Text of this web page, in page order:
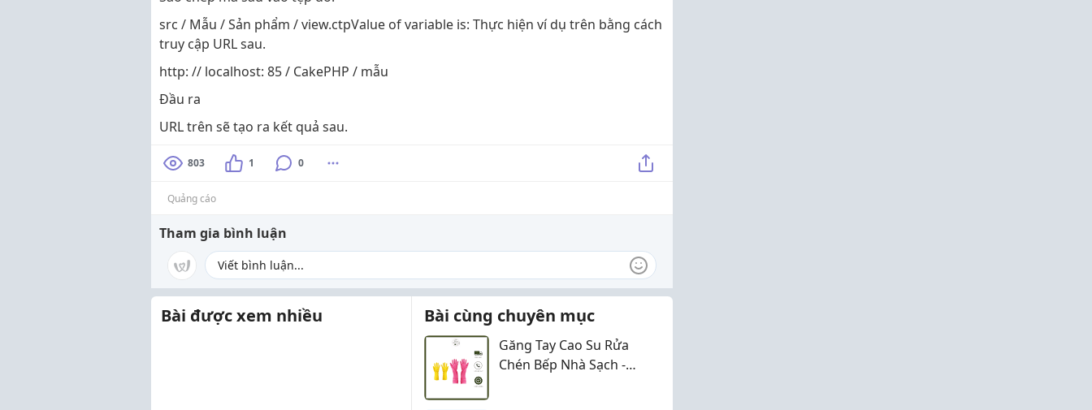
src / Mẫu / Sản phẩm / view.ctpValue of variable is: Thực hiện ví dụ trên bằng cách
truy cập URL sau.
http: // localhost: 85 / CakePHP / mẫu
Đầu ra
URL trên sẽ tạo ra kết quả sau.
803 1 0
Quảng cáo
Tham gia bình luận
Bài được xem nhiều Bài cùng chuyên mục
Găng Tay Cao Su Rửa
Chén Bếp Nhà Sạch -